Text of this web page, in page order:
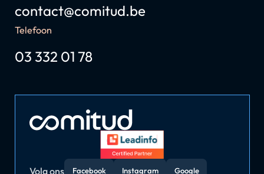
contact@comitud.be
Telefoon
03 332 01 78
Volg ons Facebook Instagram Google